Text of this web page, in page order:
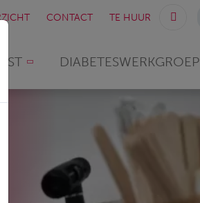
CONTACT TE HUUR
DIABETESWERKGROEP